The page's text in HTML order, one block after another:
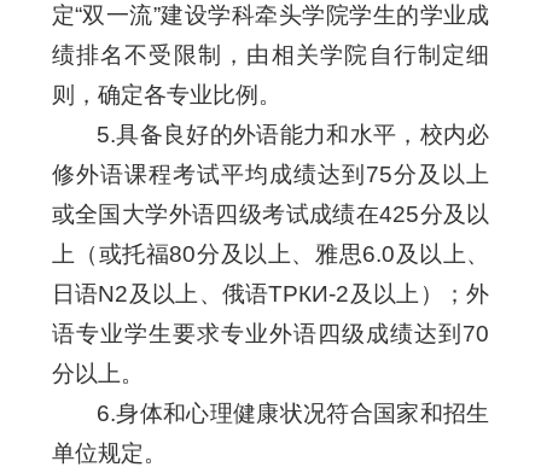
定“双一流”建设学科牵头学院学生的学业成
绩排名不受限制，由相关学院自行制定细
则，确定各专业比例。
5.具备良好的外语能力和水平，校内必
修外语课程考试平均成绩达到75分及以上
或全国大学外语四级考试成绩在425分及以
上（或托福80分及以上、雅思6.0及以上、
日语N2及以上、俄语ТРКИ-2及以上）；外
语专业学生要求专业外语四级成绩达到70
分以上。
6.身体和心理健康状况符合国家和招生
单位规定。